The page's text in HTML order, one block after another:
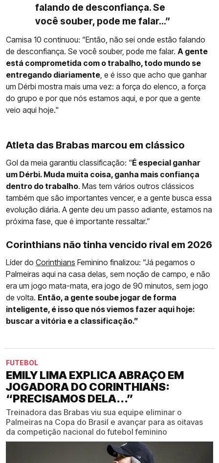
falando de desconfiança. Se
você souber, pode me falar...”
Camisa 10 continuou: “Então, não sei onde estão falando
de desconfiança. Se você souber, pode me falar. A gente
está comprometida com o trabalho, todo mundo se
entregando diariamente , e é isso que acho que ganhar
um Dérbi mostra mais uma vez: a força do elenco, a força
do grupo e por que nós estamos aqui, e por que a gente
veio aqui hoje."
Atleta das Brabas marcou em clássico
Gol da meia garantiu classificação: "É especial ganhar
um Dérbi. Muda muita coisa, ganha mais confiança
dentro do trabalho. Mas tem vários outros clássicos
também que são importantes vencer, e a gente busca essa
evolução diária. A gente deu um passo adiante, estamos na
próxima fase, que é importante ressaltar.”
Corinthians não tinha vencido rival em 2026
Líder do Corinthians Feminino finalizou: “Já pegamos o
Palmeiras aqui na casa delas, sem noção de campo, e não
era um jogo mata-mata, era jogo de 90 minutos, sem jogo
de volta. Então, a gente soube jogar de forma
inteligente, é isso que nós viemos fazer aqui hoje:
buscar a vitória e a classificação.”
FUTEBOL
EMILY LIMA EXPLICA ABRAÇO EM
JOGADORA DO CORINTHIANS:
“PRECISAMOS DELA...”
Treinadora das Brabas viu sua equipe eliminar o
Palmeiras na Copa do Brasil e avançar para as oitavas
da competição nacional do futebol feminino